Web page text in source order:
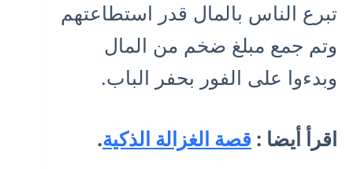
تبرع الناس بالمال قدر استطاعتهم
وتم جمع مبلغ ضخم من المال
وبدءوا على الفور بحفر الباب.
اقرأ أيضا : قصة الغزالة الذكية.